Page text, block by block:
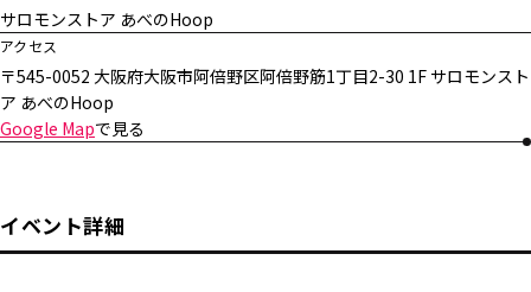
サロモンストア あべのHoop
アクセス
〒545-0052 大阪府大阪市阿倍野区阿倍野筋1丁目2-30 1F サロモンスト
ア あべのHoop
Google Mapで見る
イベント詳細